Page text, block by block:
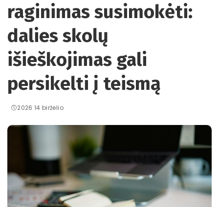
raginimas susimokėti:
dalies skolų
išieškojimas gali
persikelti į teismą
2026 14 birželio